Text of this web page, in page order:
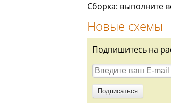
Сборка: выполните
Новые схемы
Подпишитесь на